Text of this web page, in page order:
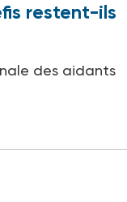
restent-ils
des aidants